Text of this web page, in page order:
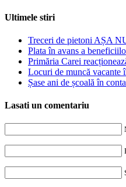
Ultimele stiri
Treceri de pietoni AȘA
Plata în avans a
Primăria Carei
Locuri de muncă vacante
Șase ani de școală în
Lasati un comentariu